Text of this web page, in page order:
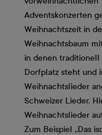
Adventskonzerten
Weihnachtszeit in
Weihnachtsbaum
in denen traditionell
Dorfplatz steht und
Weihnachtslieder
Schweizer Lieder.
Weihnachtslieder
Zum Beispiel „Das